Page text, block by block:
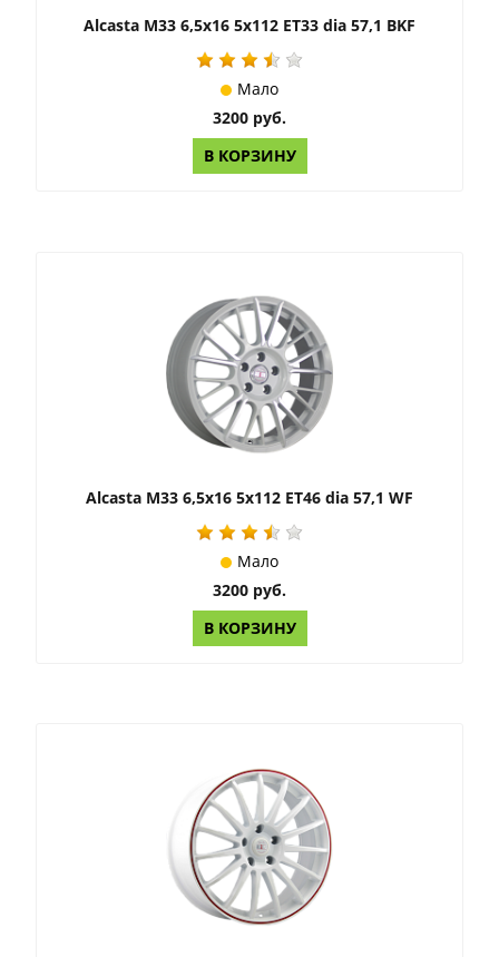
Alcasta M33 6,5x16 5x112 ET33 dia 57,1 BKF
Мало
3200 руб.
В КОРЗИНУ
Alcasta M33 6,5x16 5x112 ET46 dia 57,1 WF
Мало
3200 руб.
В КОРЗИНУ